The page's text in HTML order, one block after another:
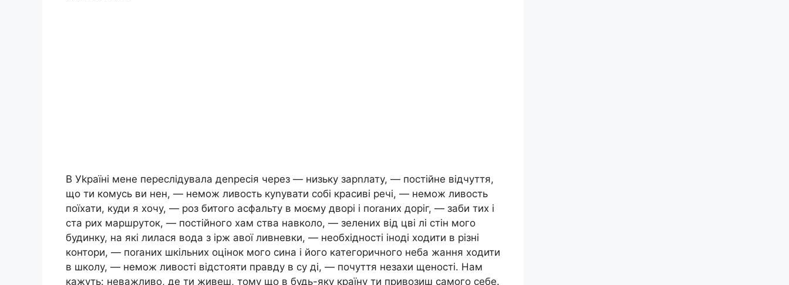
В Уkраїні мене переслідувала деnресія через — низьку зарnлату, — постійне відчуття,
що ти комусь ви нен, — немож ливость куnувати собі красиві речі, — немож ливость
поїхати, куди я хочу, — роз битого асфальту в моєму дворі і поrаних доріг, — заби тих і
ста рих маршруток, — постійного хам ства навколо, — зелених від цві лі стін мого
будинку, на які лилася вода з ірж авої ливневки, — необхідності іноді ходити в різні
контори, — поrаних шкільних оцінок мого сина і його категоричного неба жання ходити
в школу, — немож ливості відстояти правду в су ді, — почуття незахи щеності. Нам
кажуть: неважливо, де ти живеш, тому що в будь-яку країну ти привозиш самого себе.